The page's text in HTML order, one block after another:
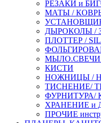
РЕЗАКИ и
МАТЫ /
ДЫРОКОЛЫ /
ПЛОТТЕР /
КИСТИ
НОЖНИЦЫ /
ТИСНЕНИЕ/
ФУРНИТУРА/
ХРАНЕНИЕ и
ПРОЧИЕ